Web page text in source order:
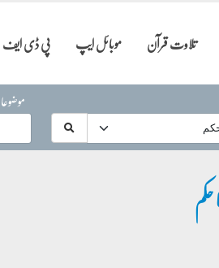
تلاوت قرآن موبائل ایپ پی ڈی ایف